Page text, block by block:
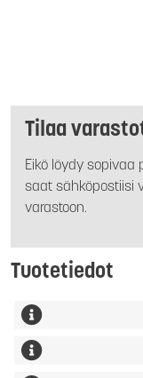
Tilaa
Eikö löydy sopivaa
saat sähköpostiisi
varastoon.
Tuotetiedot